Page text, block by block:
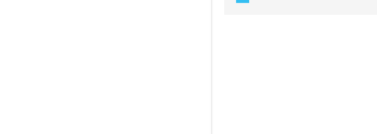
elektráren: akumulační, průtočné